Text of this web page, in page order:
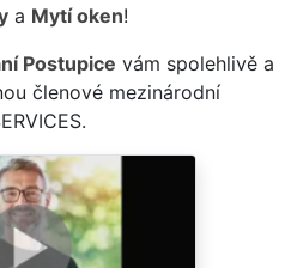
a Mytí oken!
Postupice vám spolehlivě a
členové mezinárodní